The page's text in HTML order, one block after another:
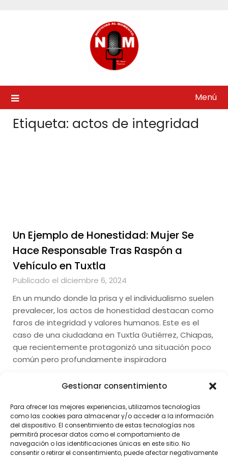
Menú
Etiqueta: actos de integridad
Un Ejemplo de Honestidad: Mujer Se
Hace Responsable Tras Raspón a
Vehículo en Tuxtla
Publicado el diciembre 6, 2024
En un mundo donde la prisa y el individualismo suelen
prevalecer, los actos de honestidad destacan como
faros de integridad y valores humanos. Este es el
caso de una ciudadana en Tuxtla Gutiérrez, Chiapas,
que recientemente protagonizó una situación poco
común pero profundamente inspiradora
Gestionar consentimiento
Para ofrecer las mejores experiencias, utilizamos tecnologías
como las cookies para almacenar y/o acceder a la información
del dispositivo. El consentimiento de estas tecnologías nos
permitirá procesar datos como el comportamiento de
navegación o las identificaciones únicas en este sitio. No
consentir o retirar el consentimiento, puede afectar negativamente